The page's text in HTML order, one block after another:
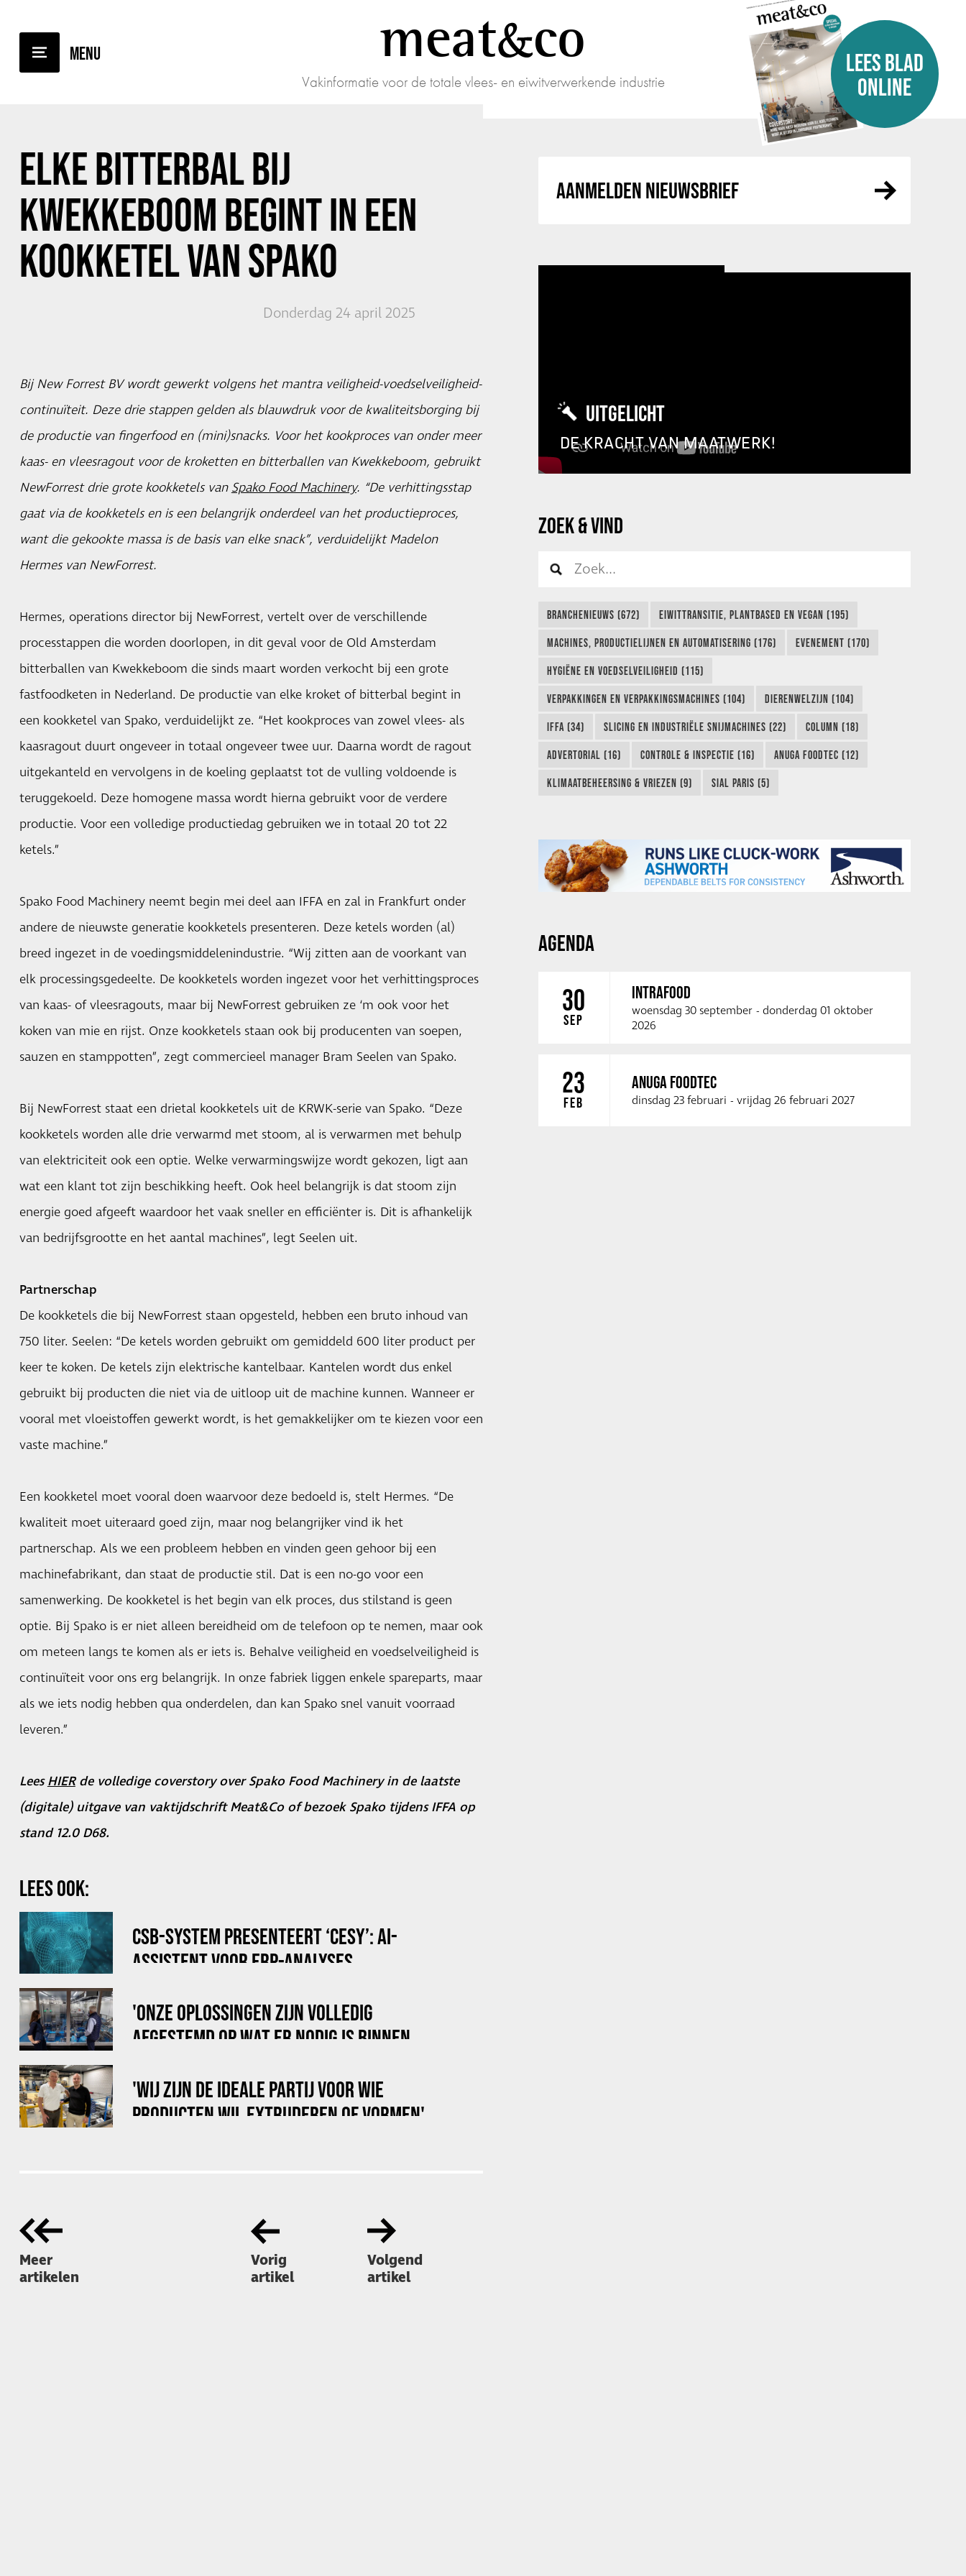
meatco
Vakinformatie voor de totale vlees- en eiwitverwerkende industrie
LEES BLAD
ONLINE
ELKE BITTERBAL BIJ
KWEKKEBOOM BEGINT IN EEN
KOOKKETEL VAN SPAKO
Donderdag 24 april 2025
Bij New Forrest BV wordt gewerkt volgens het mantra veiligheid-voedselveiligheid-
continuïteit. Deze drie stappen gelden als blauwdruk voor de kwaliteitsborging bij
de productie van fingerfood en (mini)snacks. Voor het kookproces van onder meer
kaas- en vleesragout voor de kroketten en bitterballen van Kwekkeboom, gebruikt
NewForrest drie grote kookketels van Spako Food Machinery. “De verhittingsstap
gaat via de kookketels en is een belangrijk onderdeel van het productieproces,
want die gekookte massa is de basis van elke snack”, verduidelijkt Madelon
Hermes van NewForrest.
Hermes, operations director bij NewForrest, vertelt over de verschillende
processtappen die worden doorlopen, in dit geval voor de Old Amsterdam
bitterballen van Kwekkeboom die sinds maart worden verkocht bij een grote
fastfoodketen in Nederland. De productie van elke kroket of bitterbal begint in
een kookketel van Spako, verduidelijkt ze. “Het kookproces van zowel vlees- als
kaasragout duurt ongeveer in totaal ongeveer twee uur. Daarna wordt de ragout
uitgekanteld en vervolgens in de koeling geplaatst tot de vulling voldoende is
teruggekoeld. Deze homogene massa wordt hierna gebruikt voor de verdere
productie. Voor een volledige productiedag gebruiken we in totaal 20 tot 22
ketels.”
Spako Food Machinery neemt begin mei deel aan IFFA en zal in Frankfurt onder
andere de nieuwste generatie kookketels presenteren. Deze ketels worden (al)
breed ingezet in de voedingsmiddelenindustrie. “Wij zitten aan de voorkant van
elk processingsgedeelte. De kookketels worden ingezet voor het verhittingsproces
van kaas- of vleesragouts, maar bij NewForrest gebruiken ze ‘m ook voor het
koken van mie en rijst. Onze kookketels staan ook bij producenten van soepen,
sauzen en stamppotten”, zegt commercieel manager Bram Seelen van Spako.
Bij NewForrest staat een drietal kookketels uit de KRWK-serie van Spako. “Deze
kookketels worden alle drie verwarmd met stoom, al is verwarmen met behulp
van elektriciteit ook een optie. Welke verwarmingswijze wordt gekozen, ligt aan
wat een klant tot zijn beschikking heeft. Ook heel belangrijk is dat stoom zijn
energie goed afgeeft waardoor het vaak sneller en efficiënter is. Dit is afhankelijk
van bedrijfsgrootte en het aantal machines”, legt Seelen uit.
Partnerschap
De kookketels die bij NewForrest staan opgesteld, hebben een bruto inhoud van
750 liter. Seelen: “De ketels worden gebruikt om gemiddeld 600 liter product per
keer te koken. De ketels zijn elektrische kantelbaar. Kantelen wordt dus enkel
gebruikt bij producten die niet via de uitloop uit de machine kunnen. Wanneer er
vooral met vloeistoffen gewerkt wordt, is het gemakkelijker om te kiezen voor een
vaste machine.”
Een kookketel moet vooral doen waarvoor deze bedoeld is, stelt Hermes. “De
kwaliteit moet uiteraard goed zijn, maar nog belangrijker vind ik het
partnerschap. Als we een probleem hebben en vinden geen gehoor bij een
machinefabrikant, dan staat de productie stil. Dat is een no-go voor een
samenwerking. De kookketel is het begin van elk proces, dus stilstand is geen
optie. Bij Spako is er niet alleen bereidheid om de telefoon op te nemen, maar ook
om meteen langs te komen als er iets is. Behalve veiligheid en voedselveiligheid is
continuïteit voor ons erg belangrijk. In onze fabriek liggen enkele spareparts, maar
als we iets nodig hebben qua onderdelen, dan kan Spako snel vanuit voorraad
leveren.”
LeesHIERde volledige coverstory over Spako Food Machinery in de laatste
(digitale) uitgave van vaktijdschrift Meat&Co of bezoek Spako tijdens IFFA op
stand 12.0 D68.
LEES OOK:
CSB-SYSTEM PRESENTEERT ‘CESY’: AI-
ASSISTENT VOOR ERP-ANALYSES
'ONZE OPLOSSINGEN ZIJN VOLLEDIG
AFGESTEMD OP WAT ER NODIG IS BINNEN
'WIJ ZIJN DE IDEALE PARTIJ VOOR WIE
PRODUCTEN WIL EXTRUDEREN OF VORMEN'
Meer
artikelen
Vorig
artikel
Volgend
artikel
AANMELDEN NIEUWSBRIEF
UITGELICHT
DE KRACHT VAN MAATWERK!
ZOEK & VIND
BRANCHENIEUWS (672) EIWITTRANSITIE, PLANTBASED EN VEGAN (195)
MACHINES, PRODUCTIELIJNEN EN AUTOMATISERING (176) EVENEMENT (170)
HYGIËNE EN VOEDSELVEILIGHEID (115)
VERPAKKINGEN EN VERPAKKINGSMACHINES (104) DIERENWELZIJN (104)
IFFA (34) SLICING EN INDUSTRIËLE SNIJMACHINES (22) COLUMN (18)
ADVERTORIAL (16) CONTROLE & INSPECTIE (16) ANUGA FOODTEC (12)
KLIMAATBEHEERSING & VRIEZEN (9) SIAL PARIS (5)
AGENDA
30
SEP
INTRAFOOD
woensdag 30 september - donderdag 01 oktober
2026
23
FEB
ANUGA FOODTEC
dinsdag 23 februari - vrijdag 26 februari 2027